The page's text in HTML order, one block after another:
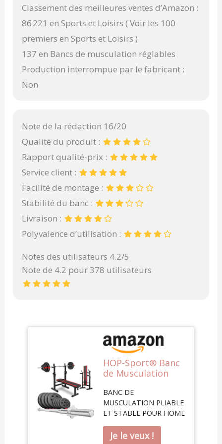
Classement des meilleures ventes d’Amazon :
86 221 en Sports et Loisirs ( Voir les 100
premiers en Sports et Loisirs )
137 en Bancs de musculation réglables
Production interrompue par le fabricant :
Non
Note de la rédaction 16/20
Qualité du produit :
Rapport qualité-prix :
Service client :
Facilité de montage :
Stabilité du banc :
Livraison :
Polyvalence d’utilisation :
Notes des utilisateurs 4.2/5
Note de 4.2 pour 378 utilisateurs
HOP-Sport® Banc
de Musculation
Support Barre
Longue HS-1080 et
Ensemble
d’haltères: Disques
de Poids en
BANC DE
MUSCULATION PLIABLE
ET STABLE POUR HOME
pour l'entraînement à